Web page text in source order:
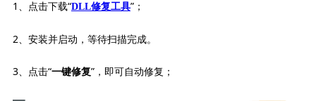
1、点击下载“DLL修复工具”；
2、安装并启动，等待扫描完成。
3、点击“一键修复”，即可自动修复；